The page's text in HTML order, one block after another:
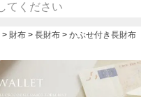
財布 長財布 かぶせ付き長財布